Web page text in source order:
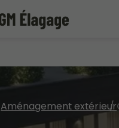
Aménagement extérieur